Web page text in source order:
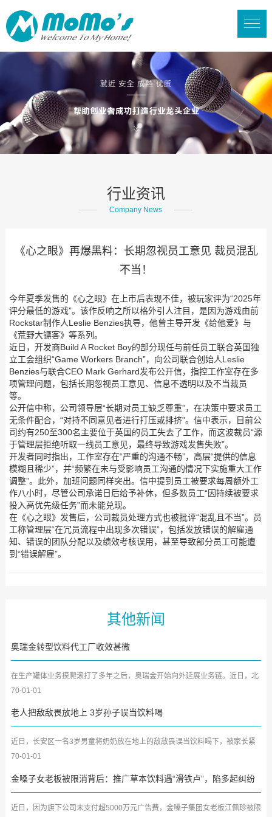
行业资讯
Company News
《心之眼》再爆黑料：长期忽视员工意见 裁员混乱
不当！
今年夏季发售的《心之眼》在上市后表现不佳，被玩家评为“2025年
评分最低的游戏”。该作反响之所以格外引人注目，是因为游戏由前
Rockstar制作人Leslie Benzies执导，他曾主导开发《给他爱》与
《荒野大镖客》等系列。
近日，开发商Build A Rocket Boy的部分现任与前任员工联合英国独
立工会组织“Game Workers Branch”，向公司联合创始人Leslie
Benzies与联合CEO Mark Gerhard发布公开信，指控工作室存在多
项管理问题，包括长期忽视员工意见、信息不透明以及不当裁员
等。
公开信中称，公司领导层“长期对员工缺乏尊重”，在决策中要求员工
无条件配合，“对持不同意见者进行打压或排挤”。信中表示，目前公
司约有250至300名主要位于英国的员工失去了工作，而这波裁员“源
于管理层拒绝听取一线员工意见，最终导致游戏发售失败”。
开发者同时指出，工作室存在“严重的沟通不畅”，高层“提供的信息
模糊且稀少”，并“频繁在未与受影响员工沟通的情况下实施重大工作
调整”。此外，加班问题同样突出。信中提到员工被要求每周额外工
作八小时，尽管公司承诺日后给予补休，但多数员工“因持续被要求
投入高优先级任务”而未能兑现。
在《心之眼》发售后，公司裁员处理方式也被批评“混乱且不当”。员
工称管理层“在冗员流程中出现多次错误”，包括发放错误的解雇通
知、错误的团队分配以及绩效考核误用，甚至导致部分员工可能遭
到“错误解雇”。
其他新闻
奥瑞金转型饮料代工厂收效甚微
在生产罐体业务摸爬滚打了多年之后，奥瑞金开始向外延展业务链。近日，北
京商报记者调查发现，昔...
70-01-01
老人把敌敌畏放地上 3岁孙子误当饮料喝
近日，长安区一名3岁男童将奶奶放在地上的敌敌畏误当饮料喝下，被家长紧
急送往西安医学院第一附属...
70-01-01
金嗓子女老板被限消背后：推广草本饮料遇“滑铁卢”，陷多起纠纷
近日，因为旗下公司未支付超5000万元广告费，金嗓子集团女老板江佩珍被限